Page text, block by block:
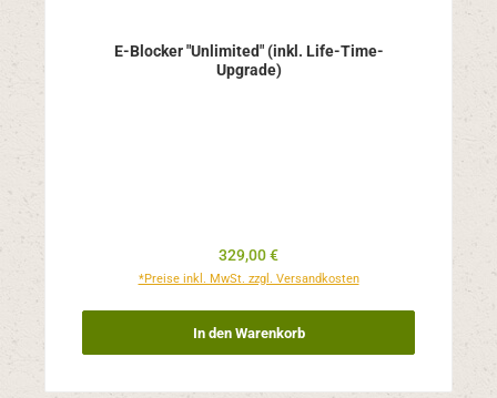
E-Blocker "Unlimited" (inkl. Life-Time-
Upgrade)
Regulärer Preis:
329,00 €
*Preise inkl. MwSt. zzgl. Versandkosten
In den Warenkorb